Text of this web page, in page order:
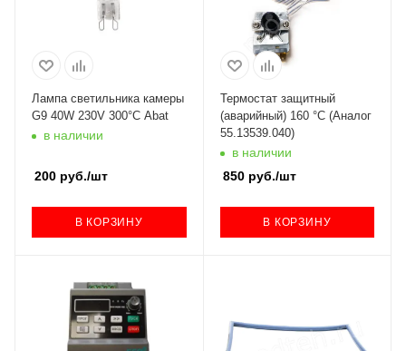
Лампа светильника камеры
G9 40W 230V 300°C Abat
в наличии
200 руб./шт
В КОРЗИНУ
Термостат защитный
(аварийный) 160 °C (Аналог
55.13539.040)
в наличии
850руб./шт
В КОРЗИНУ